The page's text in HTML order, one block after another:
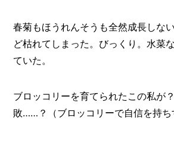
R
ユ
ー
ザ
C
U
S
春菊もほうれんそうも全然成長しな
ど枯れてしまった。びっくり。水菜
ていた。
ブロッコリーを育てられたこの私が
敗……？（ブロッコリーで自信を持ち